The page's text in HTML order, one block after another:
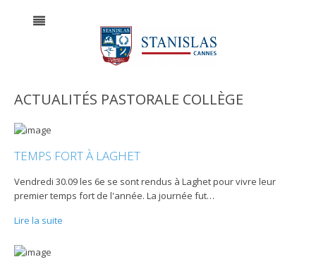
ACTUALITÉS PASTORALE COLLÈGE
TEMPS FORT À LAGHET
Vendredi 30.09 les 6e se sont rendus à Laghet pour vivre leur
premier temps fort de l'année. La journée fut…
Lire la suite